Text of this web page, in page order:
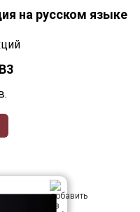
на русском языке